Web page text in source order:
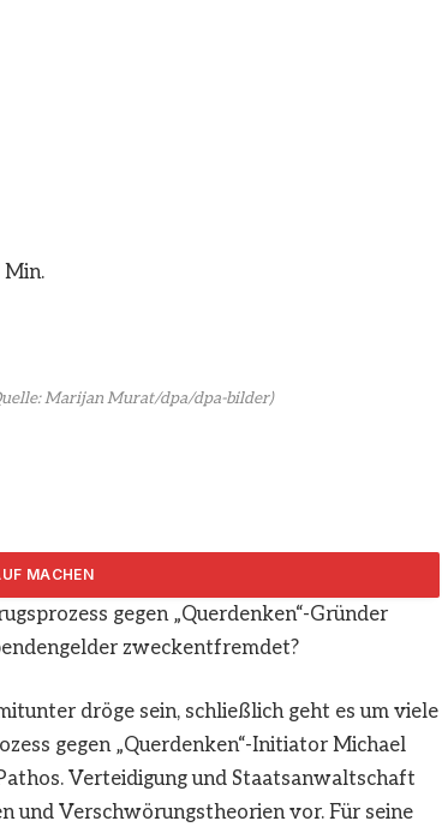
Min.
Marijan Murat/dpa/dpa-bilder)
gegen „Querdenken“-Gründer
zweckentfremdet?
dröge sein, schließlich geht es um viele
gegen „Querdenken“-Initiator Michael
Verteidigung und Staatsanwaltschaft
und Verschwörungstheorien vor. Für seine